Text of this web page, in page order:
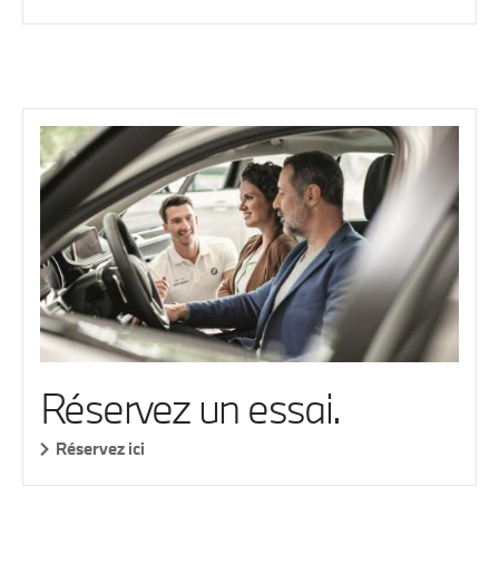
Réservez un essai.
Réservez ici